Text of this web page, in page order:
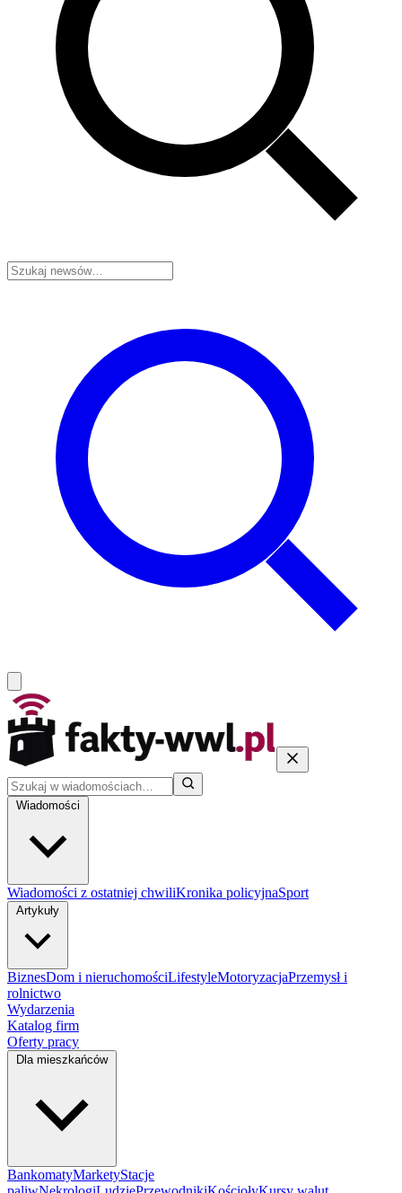
Wiadomości
Wiadomości z ostatniej chwiliKronika policyjnaSport
Artykuły
BiznesDom i nieruchomościLifestyleMotoryzacjaPrzemysł i
rolnictwo
Wydarzenia
Katalog firm
Oferty pracy
Dla mieszkańców
BankomatyMarketyStacje